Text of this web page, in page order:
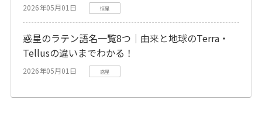
2026年05月01日 恒星
惑星のラテン語名一覧8つ｜由来と地球のTerra・
Tellusの違いまでわかる！
2026年05月01日 惑星